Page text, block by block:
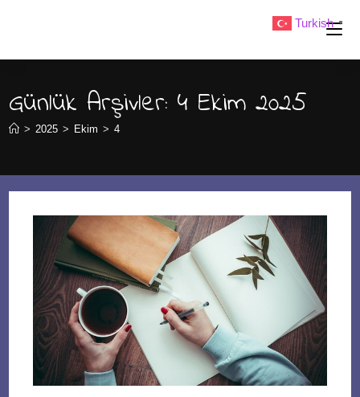
Günlük Arşivler: 4 Ekim 2025
> 2025 > Ekim > 4
Turkish ▼